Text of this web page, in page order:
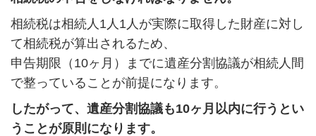
相続税は相続人1人1人が実際に取得した財産に対し
て相続税が算出されるため、
申告期限（10ヶ月）までに遺産分割協議が相続人間
で整っていることが前提になります。
したがって、遺産分割協議も10ヶ月以内に行うとい
うことが原則になります。